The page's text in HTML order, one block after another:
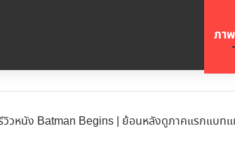
ภา
วิวหนัง Batman Begins | ย้อนหลังดูภาคแรกแบท